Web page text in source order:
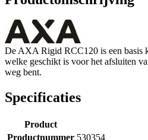
De AXA Rigid RCC120 is een basis
welke geschikt is voor het afsluiten
weg bent.
Specificaties
Product
Productnummer 530354